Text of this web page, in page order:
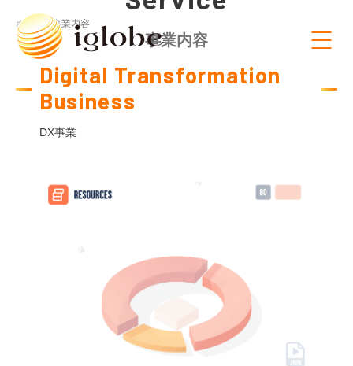
事業内容
ホーム / 事業内容
Digital Transformation
Business
DX事業